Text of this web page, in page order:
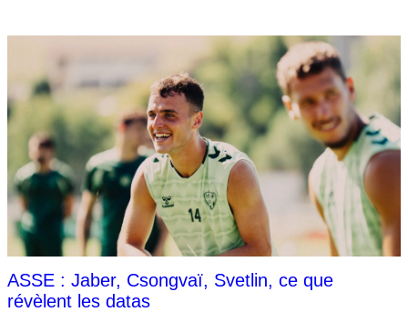
ASSE : Jaber, Csongvaï, Svetlin, ce que
révèlent les datas